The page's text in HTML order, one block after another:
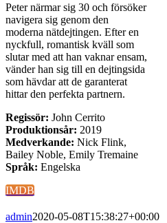
Peter närmar sig 30 och försöker
navigera sig genom den
moderna nätdejtingen. Efter en
nyckfull, romantisk kväll som
slutar med att han vaknar ensam,
vänder han sig till en dejtingsida
som hävdar att de garanterat
hittar den perfekta partnern.
Regissör: John Cerrito
Produktionsår: 2019
Medverkande: Nick Flink,
Bailey Noble, Emily Tremaine
Språk: Engelska
IMDB
admin2020-05-08T15:38:27+00:00